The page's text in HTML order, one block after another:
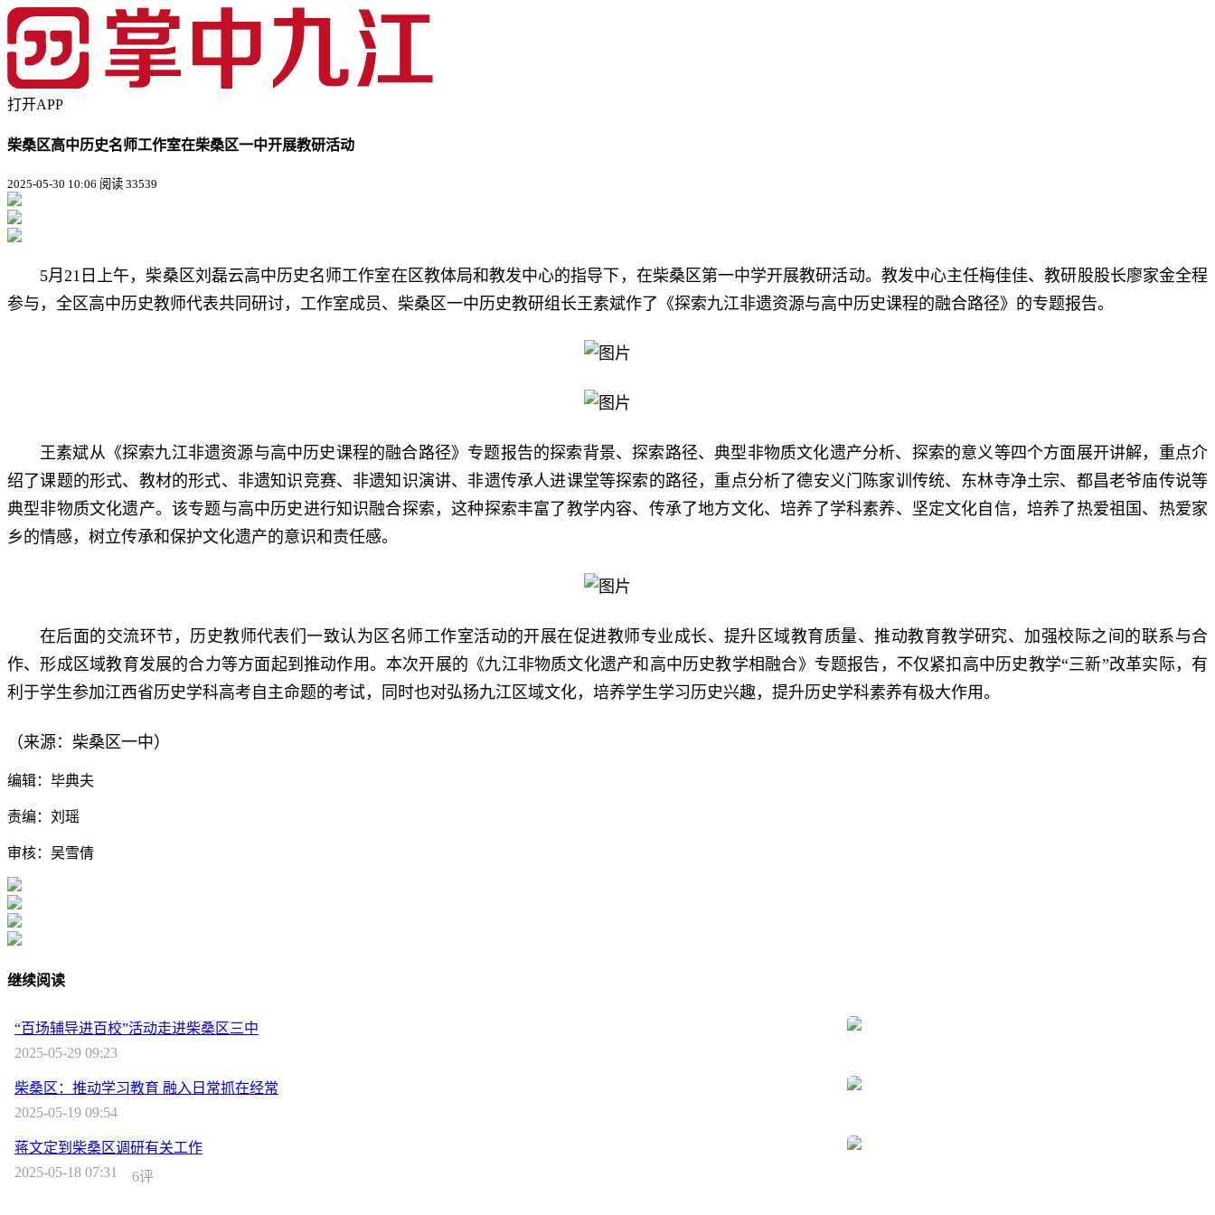
打开APP
柴桑区高中历史名师工作室在柴桑区一中开展教研活动
2025-05-30 10:06 阅读 33539
5月21日上午，柴桑区刘磊云高中历史名师工作室在区教体局和教发中心的指导下，在柴桑区第一中学开展教研活动。教发中心主任梅佳佳、教研股股长廖家金全程
参与，全区高中历史教师代表共同研讨，工作室成员、柴桑区一中历史教研组长王素斌作了《探索九江非遗资源与高中历史课程的融合路径》的专题报告。
王素斌从《探索九江非遗资源与高中历史课程的融合路径》专题报告的探索背景、探索路径、典型非物质文化遗产分析、探索的意义等四个方面展开讲解，重点介
绍了课题的形式、教材的形式、非遗知识竞赛、非遗知识演讲、非遗传承人进课堂等探索的路径，重点分析了德安义门陈家训传统、东林寺净土宗、都昌老爷庙传说等
典型非物质文化遗产。该专题与高中历史进行知识融合探索，这种探索丰富了教学内容、传承了地方文化、培养了学科素养、坚定文化自信，培养了热爱祖国、热爱家
乡的情感，树立传承和保护文化遗产的意识和责任感。
在后面的交流环节，历史教师代表们一致认为区名师工作室活动的开展在促进教师专业成长、提升区域教育质量、推动教育教学研究、加强校际之间的联系与合
作、形成区域教育发展的合力等方面起到推动作用。本次开展的《九江非物质文化遗产和高中历史教学相融合》专题报告，不仅紧扣高中历史教学“三新”改革实际，有
利于学生参加江西省历史学科高考自主命题的考试，同时也对弘扬九江区域文化，培养学生学习历史兴趣，提升历史学科素养有极大作用。
（来源：柴桑区一中）
编辑：毕典夫
责编：刘瑶
审核：吴雪倩
继续阅读
“百场辅导进百校”活动走进柴桑区三中
2025-05-29 09:23
柴桑区：推动学习教育 融入日常抓在经常
2025-05-19 09:54
蒋文定到柴桑区调研有关工作
2025-05-18 07:31
6评